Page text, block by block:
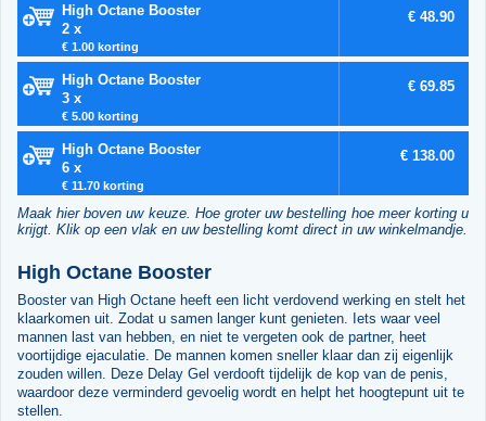
High Octane Booster
2 x
€ 1.00 korting
€ 48.90
High Octane Booster
3 x
€ 5.00 korting
€ 69.85
High Octane Booster
6 x
€ 11.70 korting
€ 138.00
Maak hier boven uw keuze. Hoe groter uw bestelling hoe meer korting u
krijgt. Klik op een vlak en uw bestelling komt direct in uw winkelmandje.
High Octane Booster
Booster van High Octane heeft een licht verdovend werking en stelt het
klaarkomen uit. Zodat u samen langer kunt genieten. Iets waar veel
mannen last van hebben, en niet te vergeten ook de partner, heet
voortijdige ejaculatie. De mannen komen sneller klaar dan zij eigenlijk
zouden willen. Deze Delay Gel verdooft tijdelijk de kop van de penis,
waardoor deze verminderd gevoelig wordt en helpt het hoogtepunt uit te
stellen.